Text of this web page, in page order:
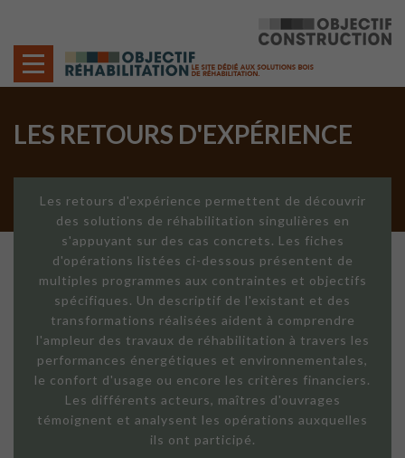
LES RETOURS D'EXPÉRIENCE
Les retours d'expérience permettent de découvrir
des solutions de réhabilitation singulières en
s'appuyant sur des cas concrets. Les fiches
d'opérations listées ci-dessous présentent de
multiples programmes aux contraintes et objectifs
spécifiques. Un descriptif de l'existant et des
transformations réalisées aident à comprendre
l'ampleur des travaux de réhabilitation à travers les
performances énergétiques et environnementales,
le confort d'usage ou encore les critères financiers.
Les différents acteurs, maîtres d'ouvrages
témoignent et analysent les opérations auxquelles
ils ont participé.